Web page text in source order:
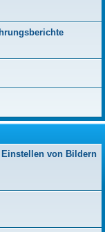
von Bildern